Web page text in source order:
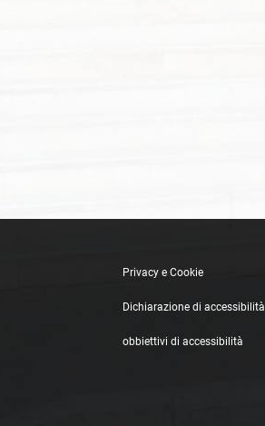
Privacy e Cookie
Dichiarazione di accessibilità
obbiettivi di accessibilità